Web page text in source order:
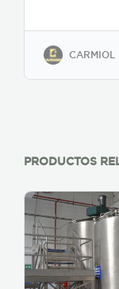
VARIEDAD
CARMIOL
PRODUCTOS